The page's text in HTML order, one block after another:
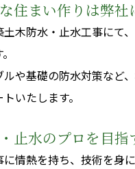
住まい作りは弊社
木防水・止水工事にて
や基礎の防水対策など
いたします。
止水のプロを目指
に情熱を持ち、技術を身